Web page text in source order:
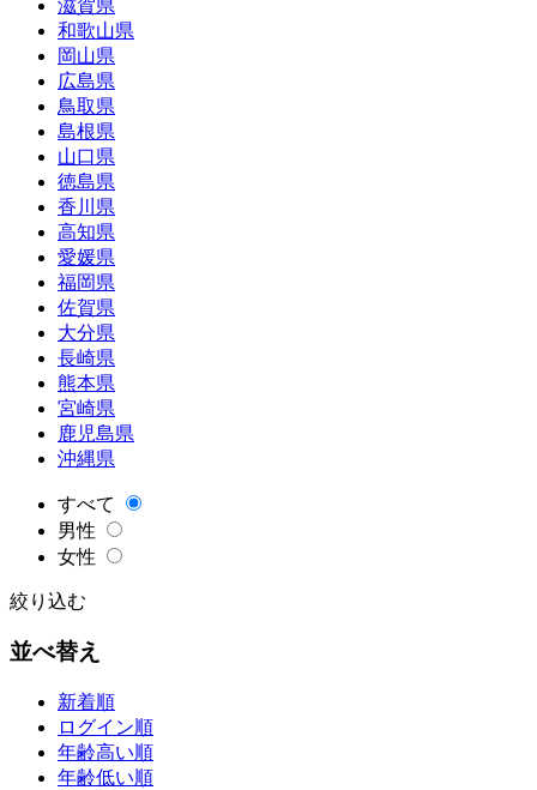
滋賀県
和歌山県
岡山県
広島県
鳥取県
島根県
山口県
徳島県
香川県
高知県
愛媛県
福岡県
佐賀県
大分県
長崎県
熊本県
宮崎県
鹿児島県
沖縄県
すべて
男性
女性
絞り込む
並べ替え
新着順
ログイン順
年齢高い順
年齢低い順